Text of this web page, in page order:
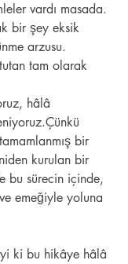
vardı masada.
bir şey eksik
arzusu.
tam olarak
hâlâ
bir
kurulan bir
bu sürecin içinde,
emeğiyle yoluna
ki bu hikâye hâlâ